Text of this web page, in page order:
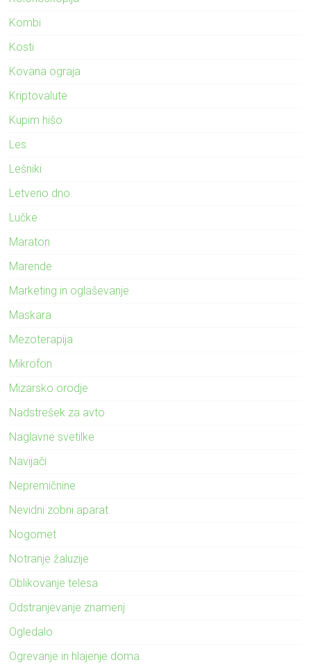
Kombi
Kosti
Kovana ograja
Kriptovalute
Kupim hišo
Les
Lešniki
Letveno dno
Lučke
Maraton
Marende
Marketing in oglaševanje
Maskara
Mezoterapija
Mikrofon
Mizarsko orodje
Nadstrešek za avto
Naglavne svetilke
Navijači
Nepremičnine
Nevidni zobni aparat
Nogomet
Notranje žaluzije
Oblikovanje telesa
Odstranjevanje znamenj
Ogledalo
Ogrevanje in hlajenje doma